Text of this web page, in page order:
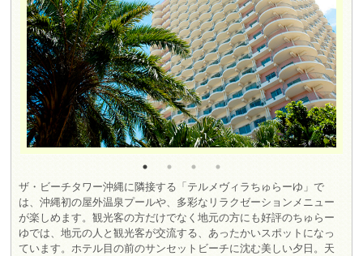
ザ・ビーチタワー沖縄に隣接する「テルメヴィラちゅらーゆ」で
は、沖縄初の屋外温泉プールや、多彩なリラクゼーションメニュー
が楽しめます。観光客の方だけでなく地元の方にも好評のちゅらー
ゆでは、地元の人と観光客が交流する、あったかいスポットになっ
ています。ホテル目の前のサンセットビーチに沈む美しい夕日。天